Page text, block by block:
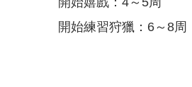
開始練習狩獵：6～8周